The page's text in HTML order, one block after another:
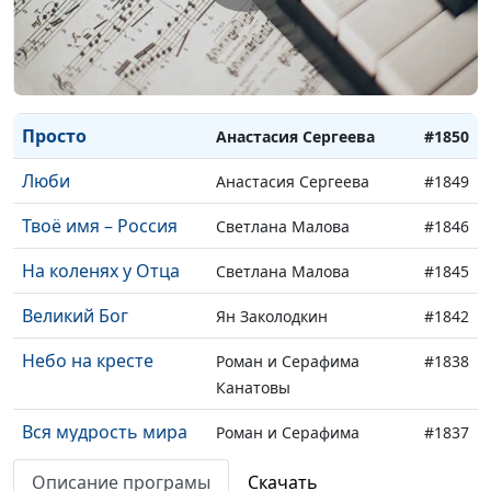
Я не придумал
новый мир
Иван Лобанов #1852
Иоанна 3:16 Иван Лобанов #1851
Просто Анастасия Сергеева #1850
Люби Анастасия Сергеева #1849
Твоё имя – Россия Светлана Малова #1846
На коленях у Отца Светлана Малова #1845
Великий Бог Ян Заколодкин #1842
Небо на кресте
Роман и Серафима
Канатовы
#1838
Вся мудрость мира
Роман и Серафима
Канатовы
#1837
Описание програмы Скачать